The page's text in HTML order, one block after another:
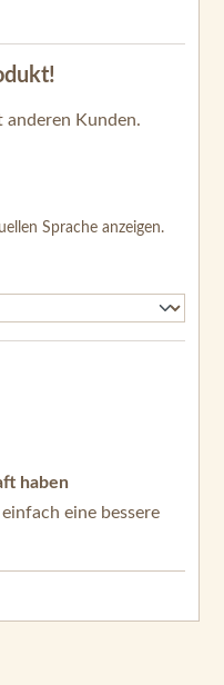
anderen Kunden.
Sprache anzeigen.
haben
eine bessere